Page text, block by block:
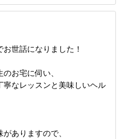
世話になりました！
お宅に伺い、
なレッスンと美味しいヘル
ありますので、